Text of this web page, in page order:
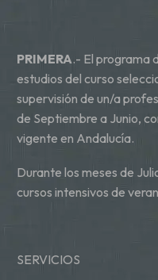
PRIMERA.- El programa
estudios del curso
supervisión de un/a
de Septiembre a Junio,
vigente en Andalucía.
Durante los meses de
cursos intensivos de
SERVICIOS